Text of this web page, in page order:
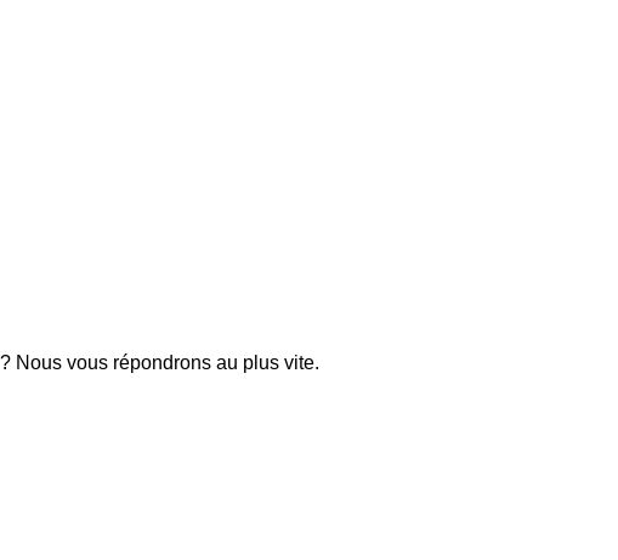
Nous vous répondrons au plus vite.